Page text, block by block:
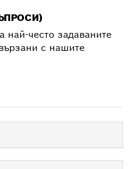
най-често задаваните
с нашите